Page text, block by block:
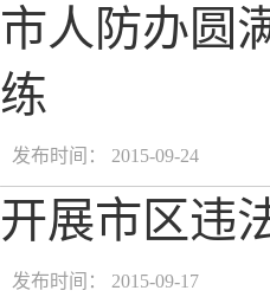
市人防办圆
练
发布时间： 2015-09-24
开展市区违
发布时间： 2015-09-17